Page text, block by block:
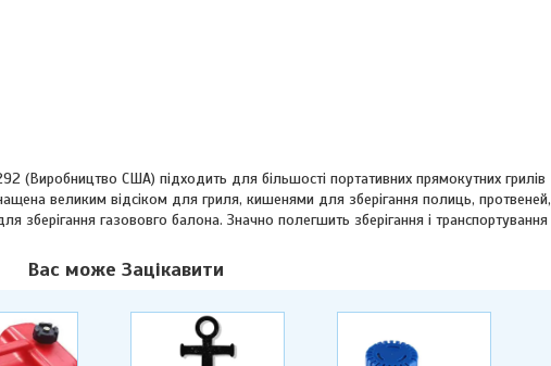
(Виробництво США) підходить для більшості портативних прямокутних грилів
великим відсіком для гриля, кишенями для зберігання полиць, протвеней,
зберігання газововго балона. Значно полегшить зберігання і транспортування
Вас може Зацікавити